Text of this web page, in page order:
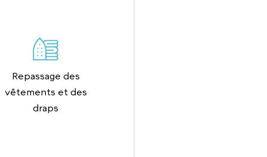
Repassage des
vêtements et des
draps